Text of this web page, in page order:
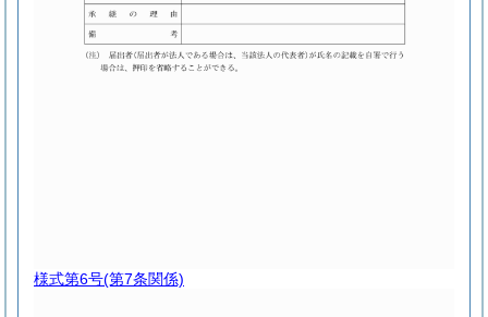
様式第6号(第7条関係)